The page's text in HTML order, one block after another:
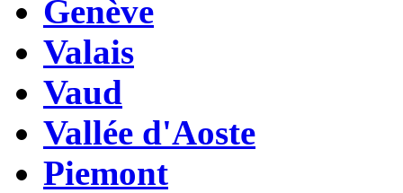
Genève
Valais
Vaud
Vallée d'Aoste
Piemont